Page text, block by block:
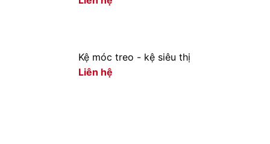
Kệ móc treo - kệ siêu thị
Liên hệ